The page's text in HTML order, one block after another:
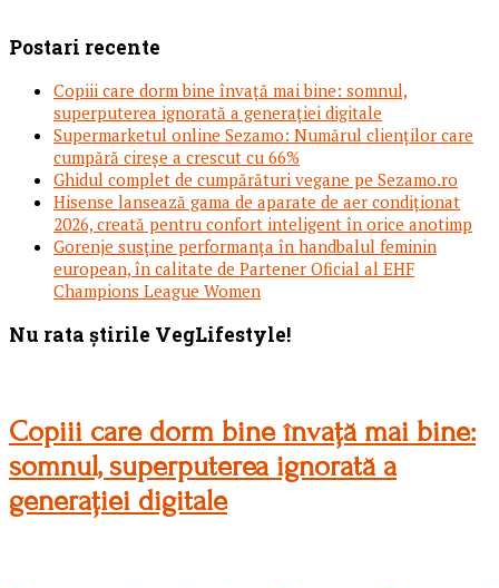
Postari recente
Copiii care dorm bine învață mai bine: somnul,
superputerea ignorată a generației digitale
Supermarketul online Sezamo: Numărul clienților care
cumpără cireșe a crescut cu 66%
Ghidul complet de cumpărături vegane pe Sezamo.ro
Hisense lansează gama de aparate de aer condiționat
2026, creată pentru confort inteligent în orice anotimp
Gorenje susține performanța în handbalul feminin
european, în calitate de Partener Oficial al EHF
Champions League Women
Footer
Nu rata știrile VegLifestyle!
Copiii care dorm bine învață mai bine:
somnul, superputerea ignorată a
generației digitale